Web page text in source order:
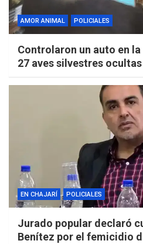
AMOR ANIMAL POLICIALES
Controlaron un auto en
27 aves silvestres ocultas
EN CHAJARÍ POLICIALES
Jurado popular declaró
Benítez por el femicidio